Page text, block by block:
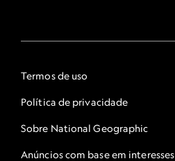
Termos de uso
Política de privacidade
Sobre National Geographic
Anúncios com base em interesses